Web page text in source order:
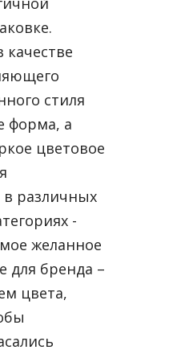
качестве
стиля
форма, а
цветовое
различных
-
желанное
для бренда –
цвета,